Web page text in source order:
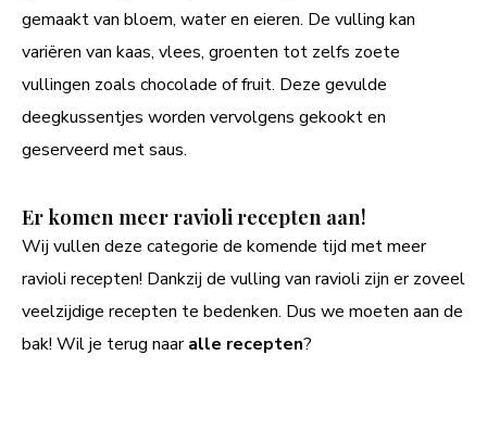
gemaakt van bloem, water en eieren. De vulling kan
variëren van kaas, vlees, groenten tot zelfs zoete
vullingen zoals chocolade of fruit. Deze gevulde
deegkussentjes worden vervolgens gekookt en
geserveerd met saus.
Er komen meer ravioli recepten aan!
Wij vullen deze categorie de komende tijd met meer
ravioli recepten! Dankzij de vulling van ravioli zijn er zoveel
veelzijdige recepten te bedenken. Dus we moeten aan de
bak! Wil je terug naaralle recepten?